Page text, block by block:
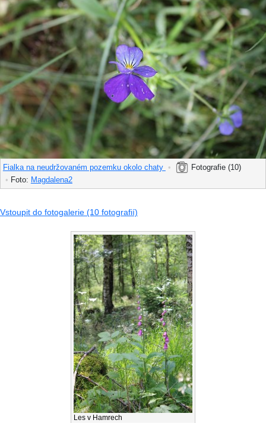
Fialka na neudržovaném pozemku okolo chaty •
Fotografie (10)
• Foto: Magdalena2
Vstoupit do fotogalerie (10 fotografií)
Les v Hamrech